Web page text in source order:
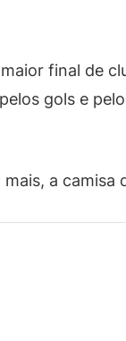
final de
gols e
a camisa